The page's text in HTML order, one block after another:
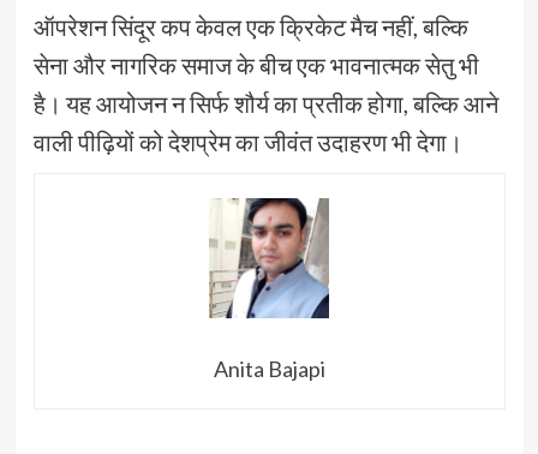
ऑपरेशन सिंदूर कप केवल एक क्रिकेट मैच नहीं, बल्कि
सेना और नागरिक समाज के बीच एक भावनात्मक सेतु भी
है। यह आयोजन न सिर्फ शौर्य का प्रतीक होगा, बल्कि आने
वाली पीढ़ियों को देशप्रेम का जीवंत उदाहरण भी देगा।
Anita Bajapi